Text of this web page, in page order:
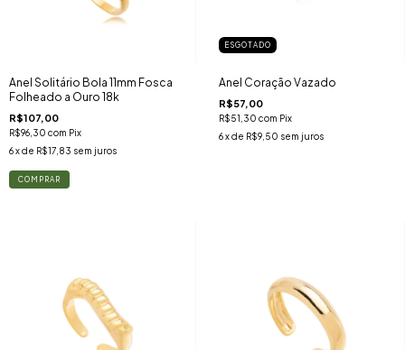
Anel Solitário Bola 11mm Fosca
Folheado a Ouro 18k
R$107,00
R$96,30 com Pix
6x de R$17,83 sem juros
COMPRAR
ESGOTADO
Anel Coração Vazado
R$57,00
R$51,30 com Pix
6 x de R$9,50 sem juros